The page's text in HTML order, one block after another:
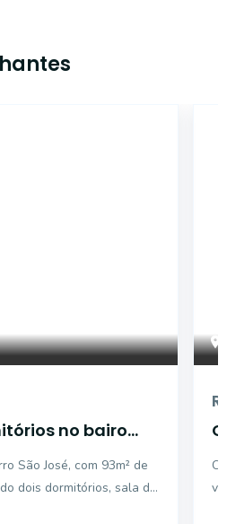
no bairo
São José, com 93m² de
dois dormitórios, sala de